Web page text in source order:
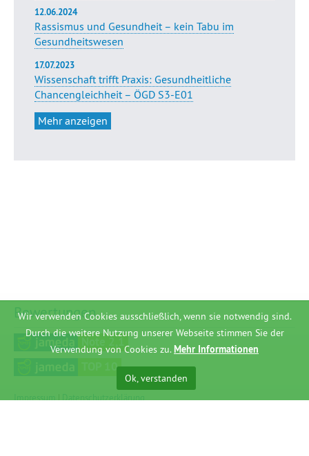
12.06.2024
Rassismus und Gesundheit – kein Tabu im
Gesundheitswesen
17.07.2023
Wissenschaft trifft Praxis: Gesundheitliche
Chancengleichheit – ÖGD S3-E01
Mehr anzeigen
Bewertungen
TOP 10
Wir verwenden Cookies ausschließlich, wenn sie notwendig sind.
Durch die weitere Nutzung unserer Webseite stimmen Sie der
Verwendung von Cookies zu.Mehr Informationen
Ok, verstanden